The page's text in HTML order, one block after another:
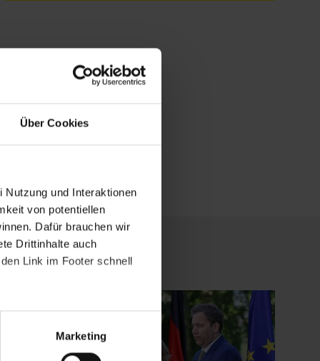
Über Cookies
Nutzung und Interaktionen
von potentiellen
Dafür brauchen wir
Drittinhalte auch
Link im Footer schnell
Marketing